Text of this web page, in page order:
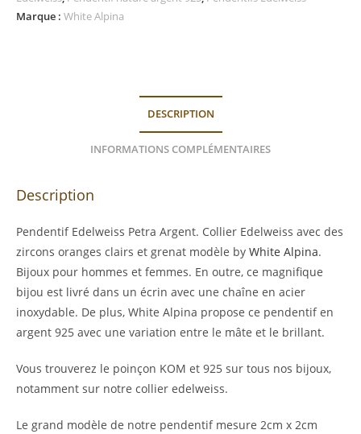
Marque : White Alpina
DESCRIPTION
INFORMATIONS COMPLÉMENTAIRES
Description
Pendentif Edelweiss Petra Argent. Collier Edelweiss avec des
zircons oranges clairs et grenat modèle by White Alpina.
Bijoux pour hommes et femmes. En outre, ce magnifique
bijou est livré dans un écrin avec une chaîne en acier
inoxydable. De plus, White Alpina propose ce pendentif en
argent 925 avec une variation entre le mâte et le brillant.
Vous trouverez le poinçon KOM et 925 sur tous nos bijoux,
notamment sur notre collier edelweiss.
Le grand modèle de notre pendentif mesure 2cm x 2cm